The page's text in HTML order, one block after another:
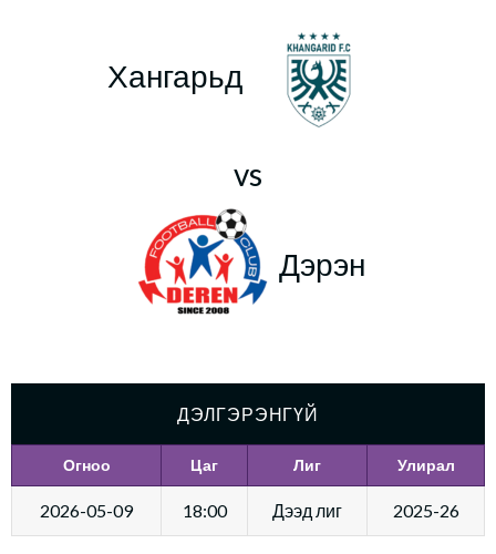
Хангарьд
vs
Дэрэн
ДЭЛГЭРЭНГҮЙ
Огноо Цаг Лиг Улирал
2026-05-09 18:00 Дээд лиг 2025-26